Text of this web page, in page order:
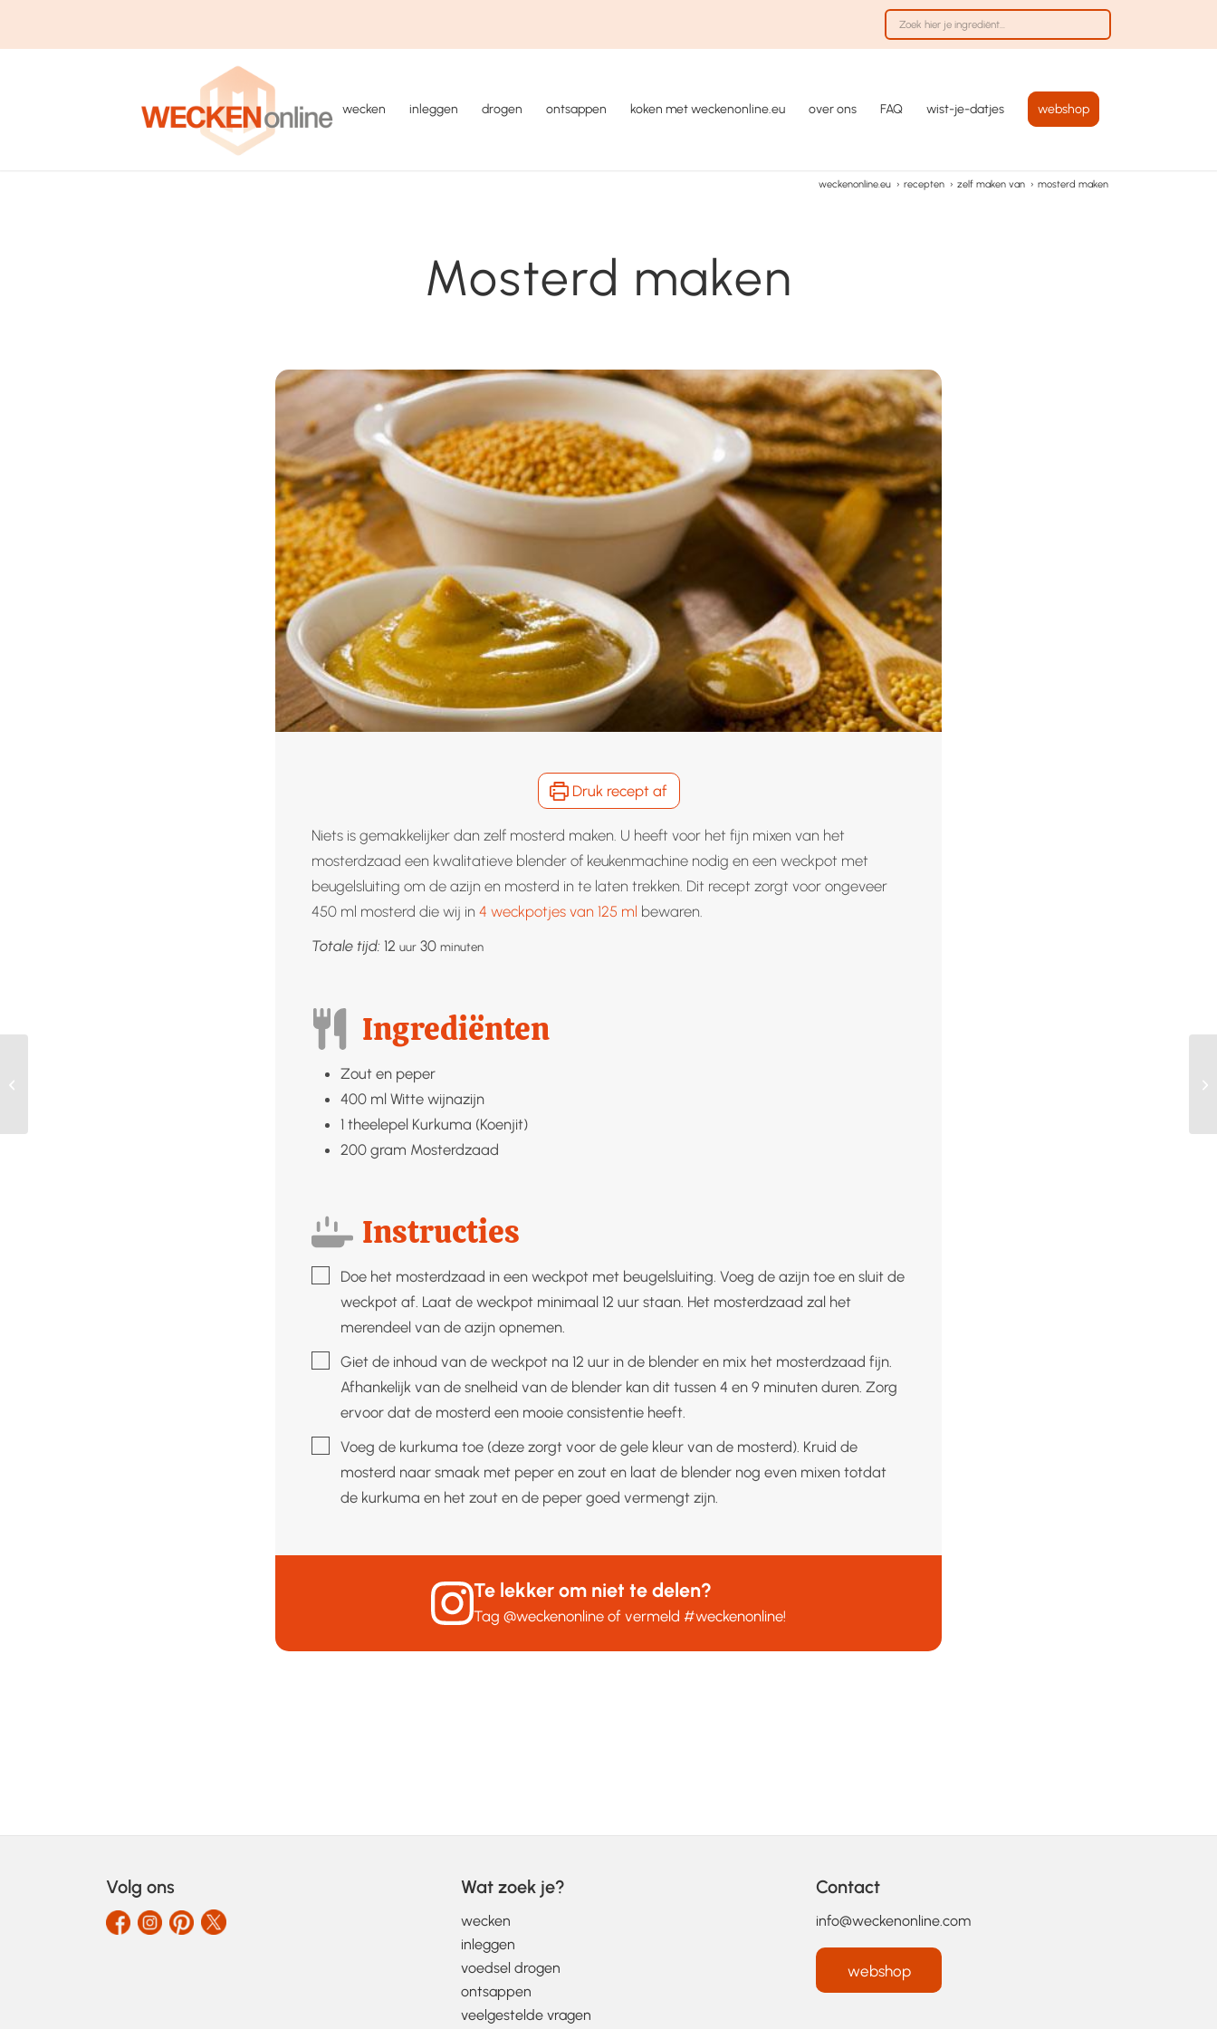
wecken inleggen drogen ontsappen koken met weckenonline.eu over ons FAQ wist-je-datjes webshop
weckenonline.eu › recepten › zelf maken van › mosterd maken
Mosterd maken
Druk recept af
Niets is gemakkelijker dan zelf mosterd maken. U heeft voor het fijn mixen van het
mosterdzaad een kwalitatieve blender of keukenmachine nodig en een weckpot met
beugelsluiting om de azijn en mosterd in te laten trekken. Dit recept zorgt voor ongeveer
450 ml mosterd die wij in 4 weckpotjes van 125 ml bewaren.
Totale tijd: 12 uur
uur 30minuten
minuten
Ingrediënten
Zout en peper
400 ml Witte wijnazijn
1 theelepel Kurkuma (Koenjit)
200 gram Mosterdzaad
Instructies
▢Doe het mosterdzaad in een weckpot met beugelsluiting. Voeg de azijn toe en sluit de
weckpot af. Laat de weckpot minimaal 12 uur staan. Het mosterdzaad zal het
merendeel van de azijn opnemen.
▢
Giet de inhoud van de weckpot na 12 uur in de blender en mix het mosterdzaad fijn.
Afhankelijk van de snelheid van de blender kan dit tussen 4 en 9 minuten duren. Zorg
ervoor dat de mosterd een mooie consistentie heeft.
▢Voeg de kurkuma toe (deze zorgt voor de gele kleur van de mosterd). Kruid de
mosterd naar smaak met peper en zout en laat de blender nog even mixen totdat
de kurkuma en het zout en de peper goed vermengt zijn.
Te lekker om niet te delen?
Tag@weckenonline of vermeld#weckenonline!
Volg ons Wat zoek je?
wecken
inleggen
voedsel drogen
ontsappen
veelgestelde vragen
Contact
info@weckenonline.com
webshop